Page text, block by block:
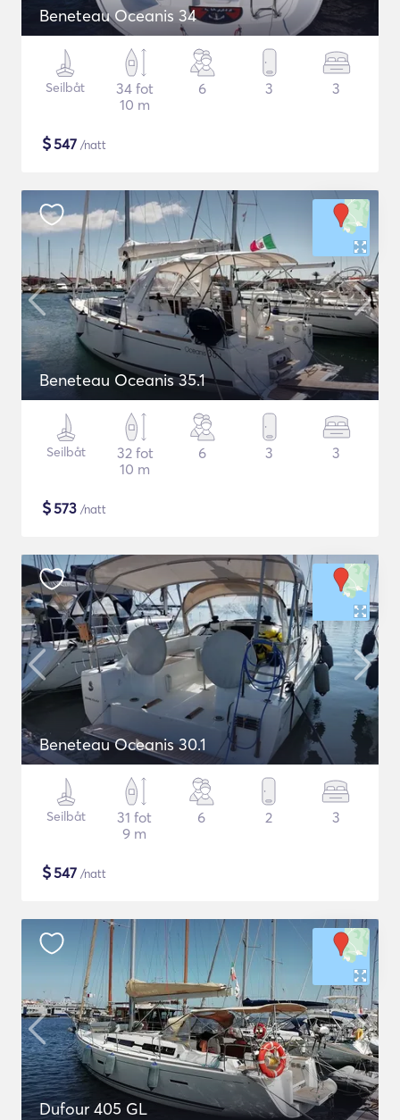
Beneteau Oceanis 34
Seilbåt
34 fot
10 m
6 3 3
$547 /natt
Beneteau Oceanis 35.1
Seilbåt
32 fot
10 m
6 3 3
$573 /natt
Beneteau Oceanis 30.1
Seilbåt
31 fot
9 m
6 2 3
$547 /natt
Dufour 405 GL